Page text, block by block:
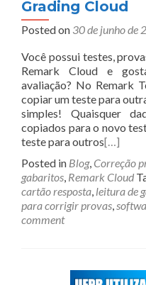
Grading Cloud
Posted on 30 de junho de
Você possui testes,
Remark Cloud e
avaliação? No Remark
copiar um teste para
simples! Quaisquer
copiados para o novo
teste para outros[…]
Posted in Blog, Correção
gabaritos, Remark Cloud
cartão resposta, leitura de
para corrigir provas,
comment